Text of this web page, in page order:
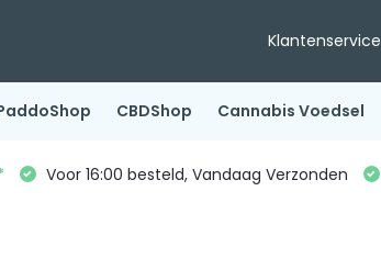
Klantenservice
CBDShop Cannabis Voedsel
Voor 16:00 besteld, Vandaag Verzonden